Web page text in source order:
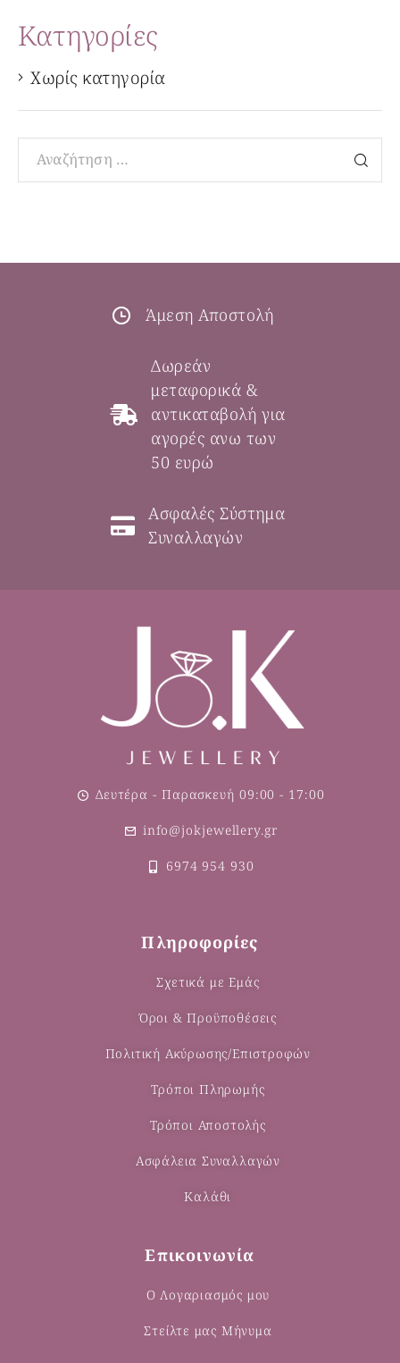
Kατηγορίες
Χωρίς κατηγορία
Άμεση Αποστολή
Δωρεάν
μεταφορικά &
αντικαταβολή για
αγορές ανω των
50 ευρώ
Ασφαλές Σύστημα
Συναλλαγών
Δευτέρα - Παρασκευή 09:00 - 17:00
info@jokjewellery.gr
6974 954 930
Πληροφορίες
Σχετικά με Εμάς
Όροι & Προϋποθέσεις
Πολιτική Ακύρωσης/Επιστροφών
Τρόποι Πληρωμής
Τρόποι Αποστολής
Ασφάλεια Συναλλαγών
Καλάθι
Επικοινωνία
Ο Λογαριασμός μου
Στείλτε μας Μήνυμα